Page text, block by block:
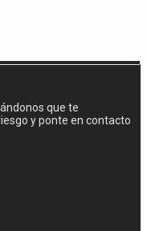
que te
y ponte en contacto